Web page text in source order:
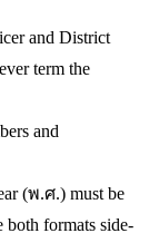
and District
term the
and
(พ.ศ.) must be
both formats side-